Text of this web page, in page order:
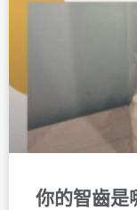
你的智齒是